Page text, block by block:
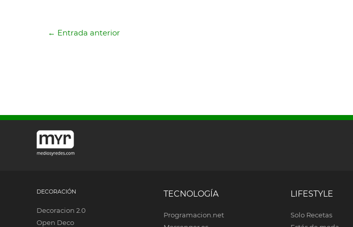
← Entrada anterior
DECORACIÓN
Decoracion 2.0
Open Deco
TECNOLOGÍA
Programacion.net
LIFESTYLE
Solo Recetas